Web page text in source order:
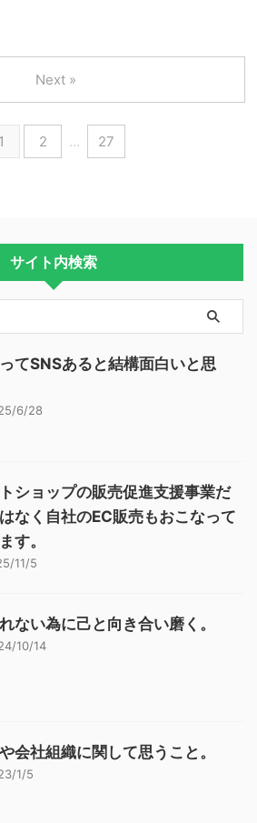
1 2 … 27
Next »
サイト内検索
てSNSあると結構面白いと思
6/28
ショップの販売促進支援事業だ
なく自社のEC販売もおこなって
す。
11/5
ない為に己と向き合い磨く。
10/14
会社組織に関して思うこと。
1/5